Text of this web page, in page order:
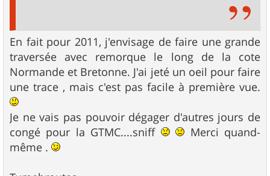
En fait pour 2011, j'envisage de faire une grande
traversée avec remorque le long de la cote
Normande et Bretonne. J'ai jeté un oeil pour faire
une trace , mais c'est pas facile à première vue.
Je ne vais pas pouvoir dégager d'autres jours de
congé pour la GTMC....sniff
Merci quand-
même .